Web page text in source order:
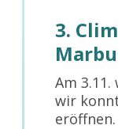
3.
Am
wir
eröffnen.